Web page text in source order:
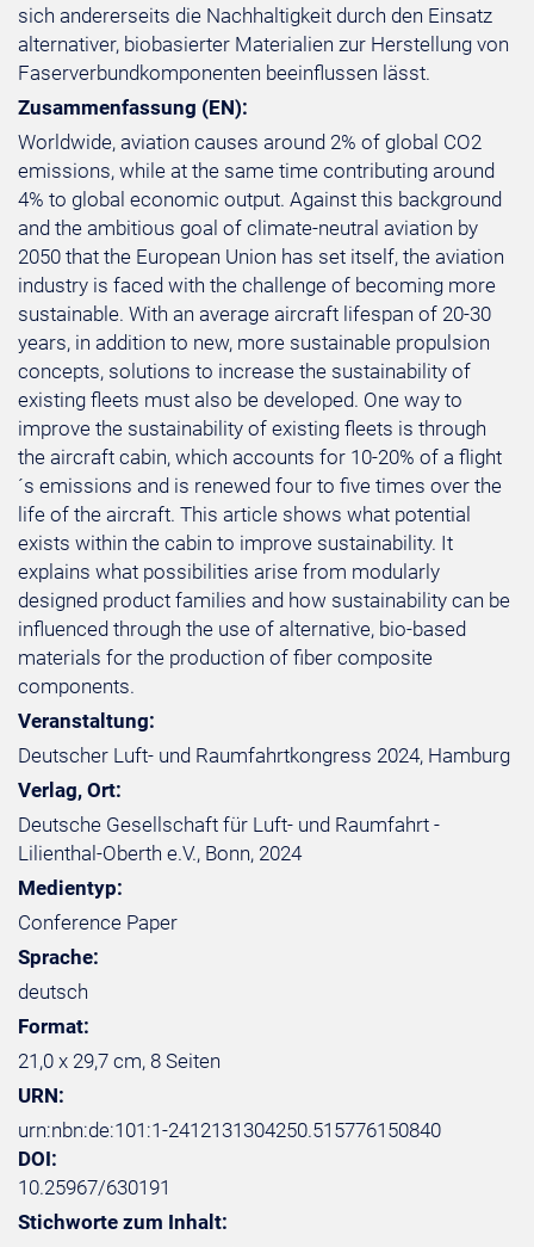
sich andererseits die Nachhaltigkeit durch den Einsatz
alternativer, biobasierter Materialien zur Herstellung von
Faserverbundkomponenten beeinflussen lässt.
Zusammenfassung (EN):
Worldwide, aviation causes around 2% of global CO2
emissions, while at the same time contributing around
4% to global economic output. Against this background
and the ambitious goal of climate-neutral aviation by
2050 that the European Union has set itself, the aviation
industry is faced with the challenge of becoming more
sustainable. With an average aircraft lifespan of 20-30
years, in addition to new, more sustainable propulsion
concepts, solutions to increase the sustainability of
existing fleets must also be developed. One way to
improve the sustainability of existing fleets is through
the aircraft cabin, which accounts for 10-20% of a flight
´s emissions and is renewed four to five times over the
life of the aircraft. This article shows what potential
exists within the cabin to improve sustainability. It
explains what possibilities arise from modularly
designed product families and how sustainability can be
influenced through the use of alternative, bio-based
materials for the production of fiber composite
components.
Veranstaltung:
Deutscher Luft- und Raumfahrtkongress 2024, Hamburg
Verlag, Ort:
Deutsche Gesellschaft für Luft- und Raumfahrt -
Lilienthal-Oberth e.V., Bonn, 2024
Medientyp:
Conference Paper
Sprache:
deutsch
Format:
21,0 x 29,7 cm, 8 Seiten
URN:
urn:nbn:de:101:1-2412131304250.515776150840
DOI:
10.25967/630191
Stichworte zum Inhalt: